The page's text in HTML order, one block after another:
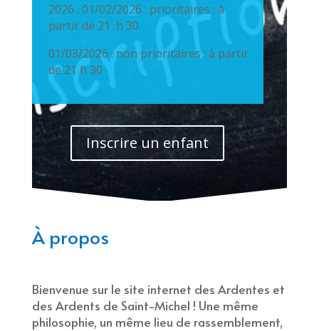
2026 : 01/02/2026 : prioritaires : à
partir de 21 h 30
01/03/2026 : non prioritaires : à partir
de 21 h 30
Inscrire un enfant
À propos
Bienvenue sur le site internet des Ardentes et
des Ardents de Saint-Michel ! Une même
philosophie, un même lieu de rassemblement,